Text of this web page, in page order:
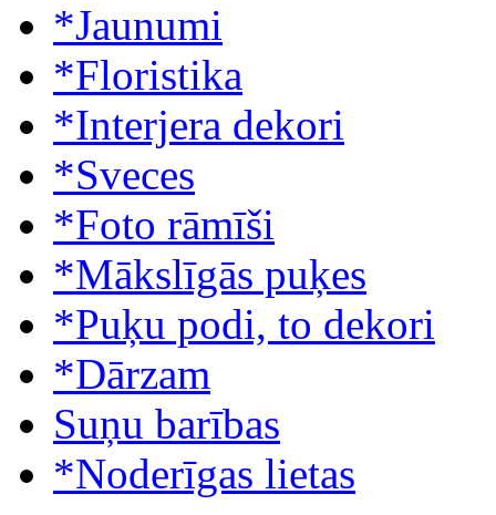
*Jaunumi
*Floristika
*Interjera dekori
*Sveces
*Foto rāmīši
*Mākslīgās puķes
*Puķu podi, to dekori
*Dārzam
Suņu barības
*Noderīgas lietas